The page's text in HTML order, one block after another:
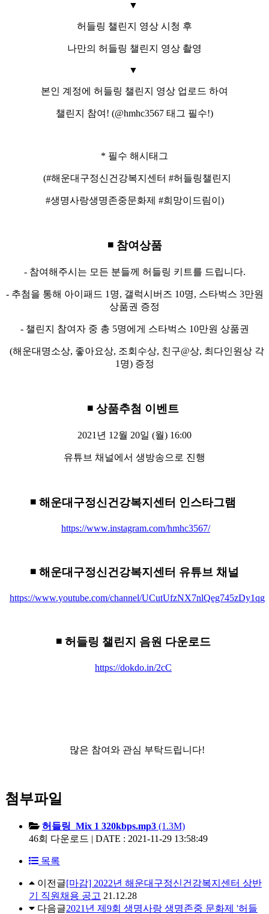
▼
허들링 챌린지 영상 시청 후
나만의 허들링 챌린지 영상 촬영
▼
본인 계정에 허들링 챌린지 영상 업로드 하여
챌린지 참여! (@hmhc3567 태그 필수!)
* 필수 해시태그
(#해운대구정신건강복지센터 #허들링챌린지
#생명사랑생명존중문화제 #희망이드림이)
◾ 참여상품
- 참여해주시는 모든 분들께 허들링 키트를 드립니다.
- 추첨을 통해 아이패드 1명, 갤럭시버즈 10명, 스타벅스 3만원
상품권 증정
- 챌린지 참여자 중 총 5명에게 스타벅스 10만원 상품권
(해운대명소상, 좋아요상, 조회수상, 친구@상, 최다인원상 각
1명) 증정
◾ 상품추첨 이벤트
2021년 12월 20일 (월) 16:00
유튜브 채널에서 생방송으로 진행
◾ 해운대구정신건강복지센터 인스타그램
https://www.instagram.com/hmhc3567/
◾ 해운대구정신건강복지센터 유튜브 채널
https://www.youtube.com/channel/UCutUfzNX7nlQeg745zDy1qg
◾ 허들링 챌린지 음원 다운로드
https://dokdo.in/2cC
많은 참여와 관심 부탁드립니다!
첨부파일
허들링_Mix 1 320kbps.mp3 (1.3M)
46회 다운로드 | DATE : 2021-11-29 13:58:49
목록
이전글[마감] 2022년 해운대구정신건강복지센터 상반
기 직원채용 공고 21.12.28
다음글2021년 제9회 생명사랑 생명존중 문화제 '허들